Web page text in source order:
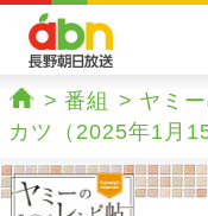
ホーム
番組 ヤミ
カツ（2025年1月